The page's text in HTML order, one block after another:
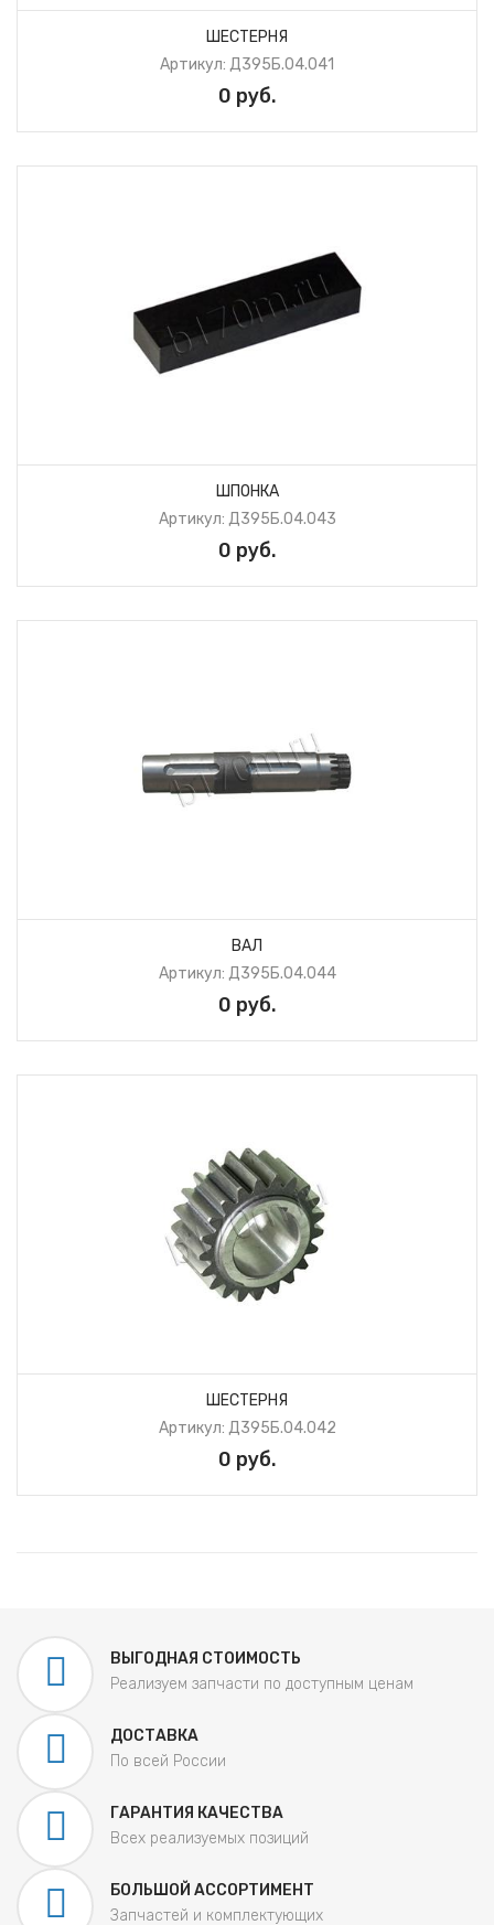
ШЕСТЕРНЯ
Артикул: Д395Б.04.041
0 руб.
ШПОНКА
Артикул: Д395Б.04.043
0 руб.
ВАЛ
Артикул: Д395Б.04.044
0 руб.
ШЕСТЕРНЯ
Артикул: Д395Б.04.042
0 руб.
ВЫГОДНАЯ СТОИМОСТЬ
Реализуем запчасти по доступным ценам
ДОСТАВКА
По всей России
ГАРАНТИЯ КАЧЕСТВА
Всех реализуемых позиций
БОЛЬШОЙ АССОРТИМЕНТ
Запчастей и комплектующих